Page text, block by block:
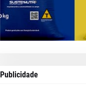
Publicidade